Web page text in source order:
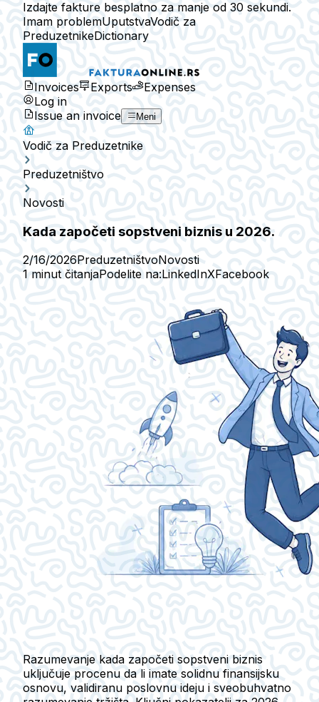
Izdajte fakture besplatno za manje od 30 sekundi.
Imam problemUputstvaVodič za
PreduzetnikeDictionary
Invoices Exports
Expenses
Log in
Issue an invoice
Meni
Vodič za Preduzetnike
Preduzetništvo
Novosti
Kada započeti sopstveni biznis u 2026.
2/16/2026PreduzetništvoNovosti
1 minut čitanjaPodelite na:LinkedInXFacebook
Razumevanje kada započeti sopstveni biznis
uključuje procenu da li imate solidnu finansijsku
osnovu, validiranu poslovnu ideju i sveobuhvatno